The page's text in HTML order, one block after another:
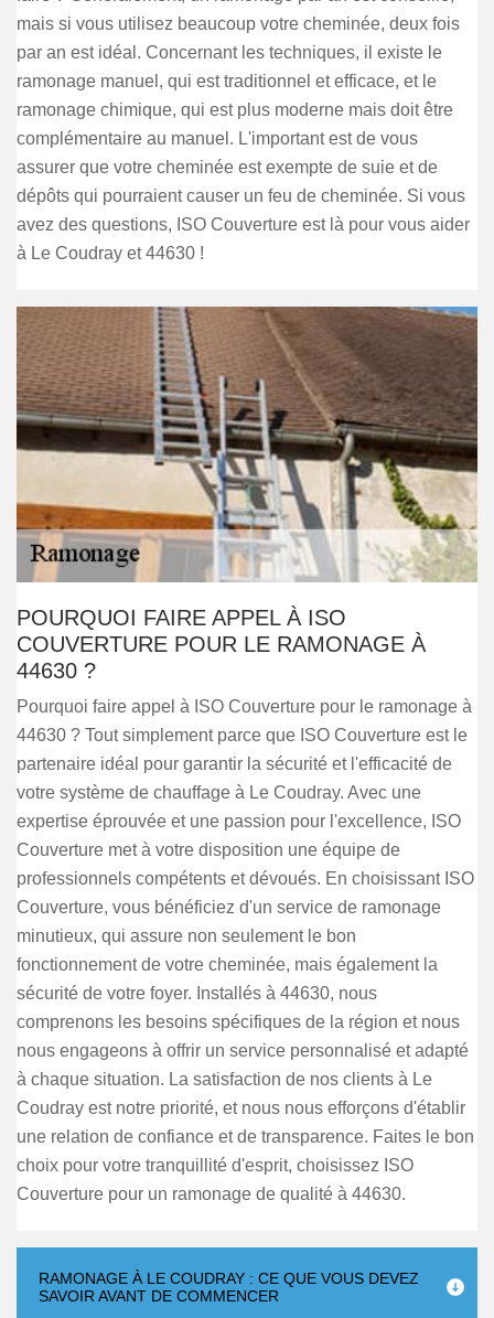
mais si vous utilisez beaucoup votre cheminée, deux fois
par an est idéal. Concernant les techniques, il existe le
ramonage manuel, qui est traditionnel et efficace, et le
ramonage chimique, qui est plus moderne mais doit être
complémentaire au manuel. L'important est de vous
assurer que votre cheminée est exempte de suie et de
dépôts qui pourraient causer un feu de cheminée. Si vous
avez des questions, ISO Couverture est là pour vous aider
à Le Coudray et 44630 !
POURQUOI FAIRE APPEL À ISO
COUVERTURE POUR LE RAMONAGE À
44630 ?
Pourquoi faire appel à ISO Couverture pour le ramonage à
44630 ? Tout simplement parce que ISO Couverture est le
partenaire idéal pour garantir la sécurité et l'efficacité de
votre système de chauffage à Le Coudray. Avec une
expertise éprouvée et une passion pour l'excellence, ISO
Couverture met à votre disposition une équipe de
professionnels compétents et dévoués. En choisissant ISO
Couverture, vous bénéficiez d'un service de ramonage
minutieux, qui assure non seulement le bon
fonctionnement de votre cheminée, mais également la
sécurité de votre foyer. Installés à 44630, nous
comprenons les besoins spécifiques de la région et nous
nous engageons à offrir un service personnalisé et adapté
à chaque situation. La satisfaction de nos clients à Le
Coudray est notre priorité, et nous nous efforçons d'établir
une relation de confiance et de transparence. Faites le bon
choix pour votre tranquillité d'esprit, choisissez ISO
Couverture pour un ramonage de qualité à 44630.
RAMONAGE À LE COUDRAY : CE QUE VOUS DEVEZ
SAVOIR AVANT DE COMMENCER